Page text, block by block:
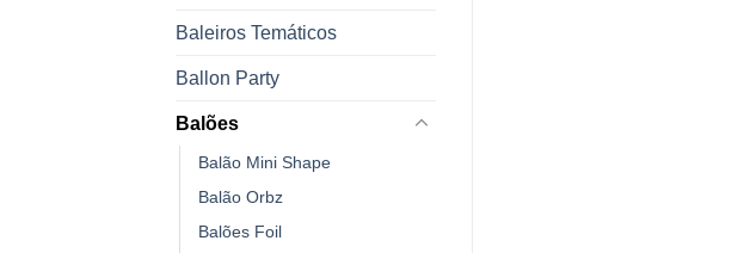
Baleiros Temáticos
Ballon Party
Balões
Balão Mini Shape
Balão Orbz
Balões Foil